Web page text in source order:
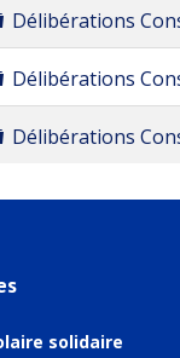
Dossier
Délibérations
Dossier
Délibérations
Dossier
Délibérations
solidaire